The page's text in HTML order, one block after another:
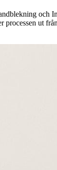
och
processen ut